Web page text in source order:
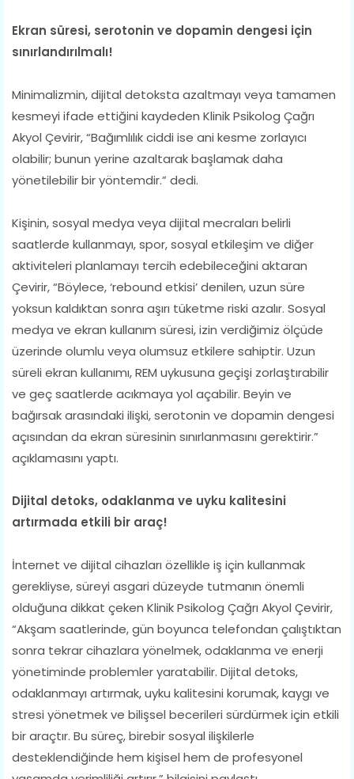
Ekran süresi, serotonin ve dopamin dengesi için
sınırlandırılmalı!
Minimalizmin, dijital detoksta azaltmayı veya tamamen
kesmeyi ifade ettiğini kaydeden Klinik Psikolog Çağrı
Akyol Çevirir, “Bağımlılık ciddi ise ani kesme zorlayıcı
olabilir; bunun yerine azaltarak başlamak daha
yönetilebilir bir yöntemdir.” dedi.
Kişinin, sosyal medya veya dijital mecraları belirli
saatlerde kullanmayı, spor, sosyal etkileşim ve diğer
aktiviteleri planlamayı tercih edebileceğini aktaran
Çevirir, “Böylece, ‘rebound etkisi’ denilen, uzun süre
yoksun kaldıktan sonra aşırı tüketme riski azalır. Sosyal
medya ve ekran kullanım süresi, izin verdiğimiz ölçüde
üzerinde olumlu veya olumsuz etkilere sahiptir. Uzun
süreli ekran kullanımı, REM uykusuna geçişi zorlaştırabilir
ve geç saatlerde acıkmaya yol açabilir. Beyin ve
bağırsak arasındaki ilişki, serotonin ve dopamin dengesi
açısından da ekran süresinin sınırlanmasını gerektirir.”
açıklamasını yaptı.
Dijital detoks, odaklanma ve uyku kalitesini
artırmada etkili bir araç!
İnternet ve dijital cihazları özellikle iş için kullanmak
gerekliyse, süreyi asgari düzeyde tutmanın önemli
olduğuna dikkat çeken Klinik Psikolog Çağrı Akyol Çevirir,
“Akşam saatlerinde, gün boyunca telefondan çalıştıktan
sonra tekrar cihazlara yönelmek, odaklanma ve enerji
yönetiminde problemler yaratabilir. Dijital detoks,
odaklanmayı artırmak, uyku kalitesini korumak, kaygı ve
stresi yönetmek ve bilişsel becerileri sürdürmek için etkili
bir araçtır. Bu süreç, birebir sosyal ilişkilerle
desteklendiğinde hem kişisel hem de profesyonel